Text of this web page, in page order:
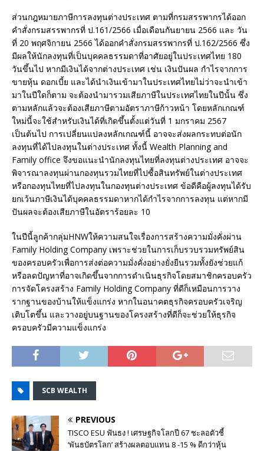
ส่วนกฎหมายภาษีการลงทุนต่างประเทศ ตามที่กรมสรรพากรได้ออก
คำสั่งกรมสรรพากรที่ ป.161/2566 เมื่อเดือนกันยายน 2566 และ วัน
ที่ 20 พฤศจิกายน 2566 ได้ออกคำสั่งกรมสรรพากรที่ ป.162/2566 ซึ่ง
มีผลให้นักลงทุนที่เป็นบุคคลธรรมดาที่อาศัยอยู่ในประเทศไทย 180
วันขึ้นไป หากมีเงินได้จากต่างประเทศ เช่น เงินปันผล กำไรจากการ
ขายหุ้น ดอกเบี้ย และได้นำเงินเข้ามาในประเทศไทยไม่ว่าจะนำเข้า
มาในปีใดก็ตาม จะต้องนำมารวมเสียภาษีในประเทศไทยในปีนั้น ซึ่ง
ตามหลักแล้วจะต้องเสียภาษีตามอัตราภาษีก้าวหน้า โดยหลักเกณฑ์
ใหม่นี้จะใช้สำหรับเงินได้ที่เกิดขึ้นตั้งแต่วันที่ 1 มกราคม 2567
เป็นต้นไป การเปลี่ยนแปลงหลักเกณฑ์นี้ อาจจะส่งผลกระทบต่อนัก
ลงทุนที่ได้ไปลงทุนในต่างประเทศ ทั้งนี้ Wealth Planning and
Family office จึงขอแนะนำนักลงทุนไทยที่ลงทุนต่างประเทศ อาจจะ
พิจารณาลงทุนผ่านกองทุนรวมไทยที่ไปซื้อสินทรัพย์ในต่างประเทศ
หรือกองทุนไทยที่ไปลงทุนในกองทุนต่างประเทศ ข้อดีคือผู้ลงทุนได้รับ
ยกเว้นภาษีเงินได้บุคคลธรรมดาหากได้กำไรจากการลงทุน แต่หากมี
ปันผลจะต้องเสียภาษีในอัตราร้อยละ 10
ในปีนี้ลูกค้ากลุ่มHNWให้ความสนใจเรื่องการสร้างความมั่งคั่งผ่าน
Family Holding Company เพราะช่วยในการเก็บรวบรวมทรัพย์สิน
ของครอบครัวเพื่อการส่งต่อความมั่งคั่งอย่างยั่งยืนรวมทั้งยังช่วยแก้
หรือลดปัญหาที่อาจเกิดขึ้นจากการดำเนินธุรกิจโดยสมาชิกครอบครัว
การจัดโครงสร้าง Family Holding Company ที่ดีก็เหมือนการวาง
รากฐานของบ้านให้แข็งแกร่ง หากในอนาคตธุรกิจครอบครัวเจริญ
เติบโตขึ้น และวางอยู่บนฐานของโครงสร้างที่ดีก็จะช่วยให้ธุรกิจ
ครอบครัวมีความแข็งแกร่ง
SCB WEALTH
PREVIOUS
TISCO ESU ฟันธง ! เศรษฐกิจโลกปี 67 ชะลอตัวชี้
‘พันธบัตรโลก’ สร้างผลตอบแทน 8 -15 % ดีกว่าหุ้น